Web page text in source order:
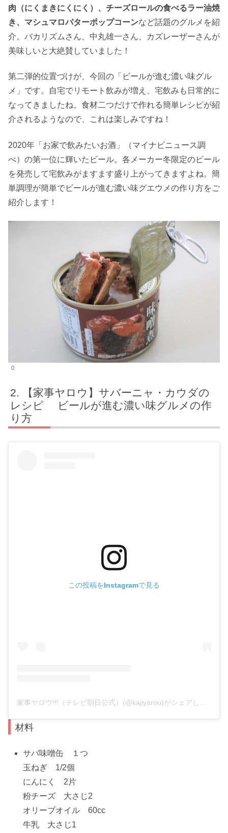
肉（にくまきにくにく）、チーズロールの食べるラー油焼
き、マシュマロバターポップコーンなど話題のグルメを紹
介。バカリズムさん、中丸雄一さん、カズレーザーさんが
美味しいと大絶賛していました！
第二弾的位置づけが、今回の「ビールが進む濃い味グル
メ」です。自宅でリモート飲みが増え、宅飲みも日常的に
なってきましたね。食材二つだけで作れる簡単レシピが紹
介されるようなので、これは楽しみですね！
2020年「お家で飲みたいお酒」（マイナビニュース調
べ）の第一位に輝いたビール。各メーカー冬限定のビール
を発売して宅飲みがますます盛り上がってきますよね。簡
単調理が簡単でビールが進む濃い味グエウメの作り方をご
紹介します！
0
【家事ヤロウ】サバーニャ・カウダの
レシピ ビールが進む濃い味グルメの作
り方
この投稿をInstagramで見る
家事ヤロウ!!!（テレビ朝日公式）(@kajiyarou)がシェアした投稿
材料
サバ味噌缶 １つ
玉ねぎ 1/2個
にんにく 2片
粉チーズ 大さじ2
オリーブオイル 60cc
牛乳 大さじ1